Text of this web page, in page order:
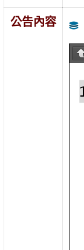
公告內容